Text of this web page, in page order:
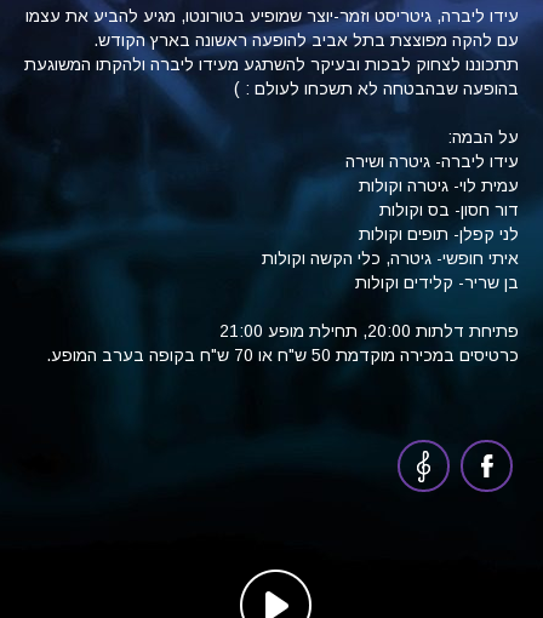
עידו ליברה, גיטריסט וזמר-יוצר שמופיע בטורונטו, מגיע להביע את עצמו
עם להקה מפוצצת בתל אביב להופעה ראשונה בארץ הקודש.
תתכוננו לצחוק לבכות ובעיקר להשתגע מעידו ליברה ולהקתו המשוגעת
בהופעה שבהבטחה לא תשכחו לעולם : )
על הבמה:
עידו ליברה- גיטרה ושירה
עמית לוי- גיטרה וקולות
דור חסון- בס וקולות
לני קפלן- תופים וקולות
איתי חופשי- גיטרה, כלי הקשה וקולות
בן שריר- קלידים וקולות
פתיחת דלתות 20:00, תחילת מופע 21:00
כרטיסים במכירה מוקדמת 50 ש"ח או 70 ש"ח בקופה בערב המופע.